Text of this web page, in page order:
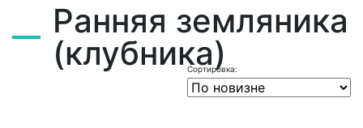
Ранняя земляника
(клубника)